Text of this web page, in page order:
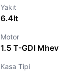
Yakıt
6.4lt
Motor
1.5 T-GDI Mhev
Kasa Tipi